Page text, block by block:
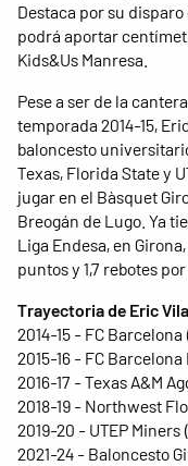
Destaca por su
podrá aportar
Kids&Us Manresa.
Pese a ser de la
temporada 2014-15,
baloncesto
Texas, Florida State y
jugar en el Bàsquet
Breogán de Lugo. Ya
Liga Endesa, en
puntos y 1,7 rebotes
Trayectoria de Eric Vila
2014-15 - FC Barcelona
2015-16 - FC Barcelona
2016-17 - Texas A&M
2018-19 - Northwest
2019-20 - UTEP Miners
2021-24 - Baloncesto